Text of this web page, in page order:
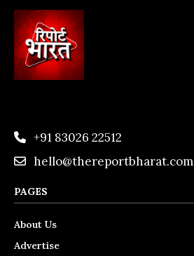
+91 83026 22512
hello@thereportbharat.com
PAGES
About Us
Advertise